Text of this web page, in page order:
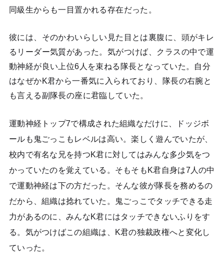
同級生からも一目置かれる存在だった。
彼には、そのかわいらしい見た目とは裏腹に、頭がキレ
るリーダー気質があった。気がつけば、クラスの中で運
動神経が良い上位6人を束ねる隊長となっていた。自分
はなぜかK君から一番気に入られており、隊長の右腕と
も言える副隊長の座に君臨していた。
運動神経トップ7で構成された組織なだけに、ドッジボ
ールも鬼ごっこもレベルは高い。楽しく遊んでいたが、
校内で有名な兄を持つK君に対してはみんな多少気をつ
かっていたのを覚えている。そもそもK君自身は7人の中
で運動神経は下の方だった。そんな彼が隊長を務めるの
だから、組織は捻れていた。鬼ごっこでタッチできる走
力があるのに、みんなK君にはタッチできないふりをす
る。気がつけばこの組織は、K君の独裁政権へと変化し
ていった。